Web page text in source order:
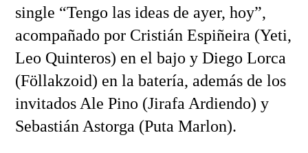
single “Tengo las ideas de ayer, hoy”,
acompañado por Cristián Espiñeira (Yeti,
Leo Quinteros) en el bajo y Diego Lorca
(Föllakzoid) en la batería, además de los
invitados Ale Pino (Jirafa Ardiendo) y
Sebastián Astorga (Puta Marlon).